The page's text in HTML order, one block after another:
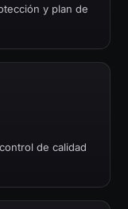
y plan de
de calidad